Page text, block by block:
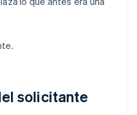
solicitante